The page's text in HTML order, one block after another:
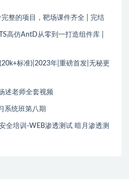
整的项目，靶场课件齐全 | 完结
高仿AntD从零到一打造组件库 |
标准)|2023年|重磅首发|无秘更
述老师全套视频
系统班第八期
全培训-WEB渗透测试 暗月渗透测